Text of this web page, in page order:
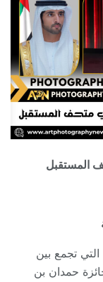
المستقبل
تجمع بين
حمدان بن